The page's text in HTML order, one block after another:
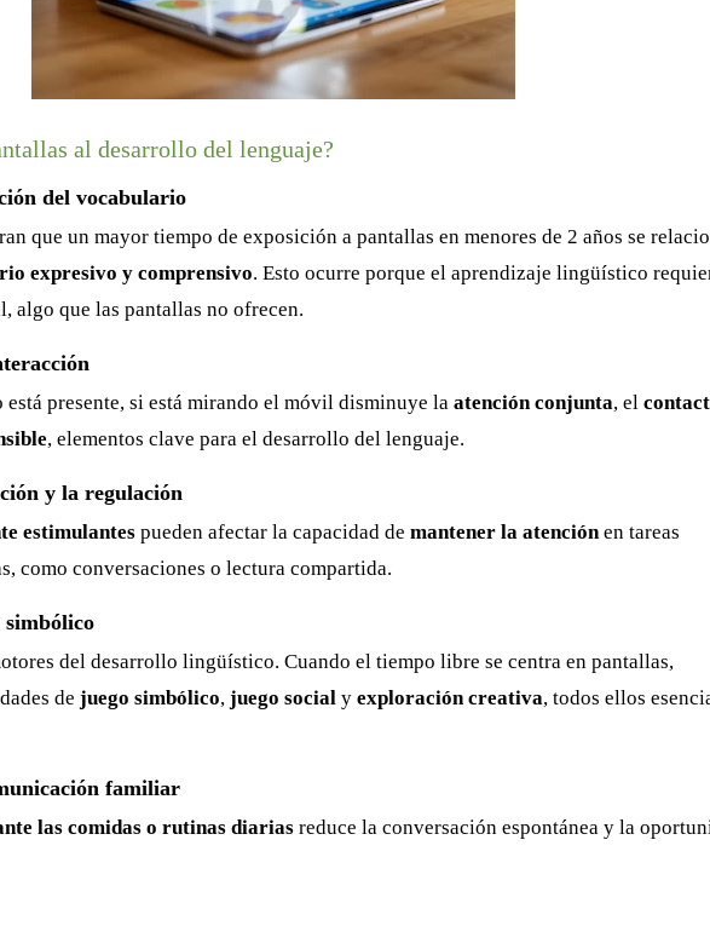
al desarrollo del lenguaje?
del vocabulario
que un mayor tiempo de exposición a pantallas en menores de 2 años se
expresivo y comprensivo. Esto ocurre porque el aprendizaje lingüístico
algo que las pantallas no ofrecen.
presente, si está mirando el móvil disminuye la atención conjunta, el
, elementos clave para el desarrollo del lenguaje.
y la regulación
estimulantes pueden afectar la capacidad de mantener la atenciónen tareas
como conversaciones o lectura compartida.
del desarrollo lingüístico. Cuando el tiempo libre se centra en pantallas,
de juego simbólico, juego social y exploración creativa, todos ellos
familiar
las comidas o rutinas diarias reduce la conversación espontánea y la